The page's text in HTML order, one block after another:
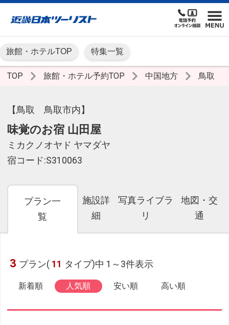
旅館・ホテルTOP 特集一覧
TOP 旅館・ホテル予約TOP 中国地方 鳥取
【鳥取 鳥取市内】
味覚のお宿 山田屋
ミカクノオヤド ヤマダヤ
宿コード:S310063
プラン一
覧
施設詳
細
写真ライブラ
リ
地図・交
通
3 プラン( 11 タイプ)中 1～3件表示
新着順 人気順 安い順 高い順